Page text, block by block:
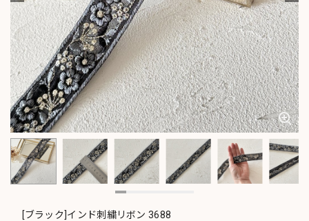
[ブラック]インド刺繍リボン 3688